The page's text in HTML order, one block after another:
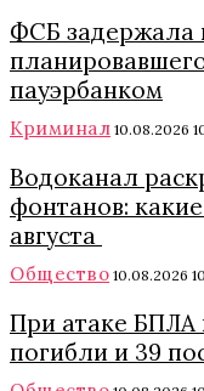
ФСБ задержала
пауэрбанком
Криминал 10.08.2026
Водоканал
фонтанов:
августа
Общество 10.08.2026
При атаке БПЛА
погибли и 39